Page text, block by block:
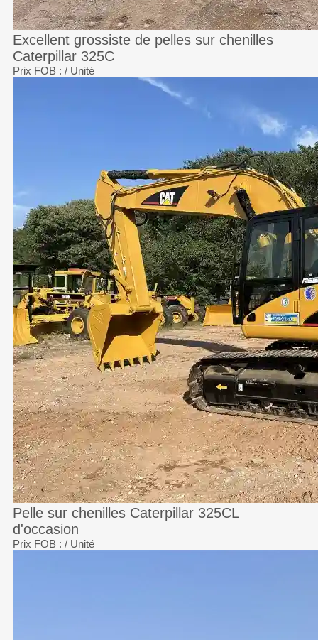
Excellent grossiste de pelles sur chenilles
Caterpillar 325C
Prix FOB : / Unité
Pelle sur chenilles Caterpillar 325CL
d'occasion
Prix FOB : / Unité